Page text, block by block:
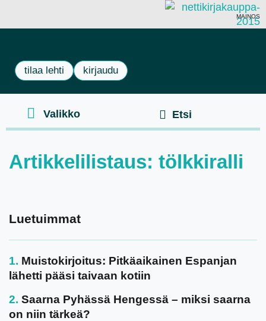
MAINOS
tilaa lehti kirjaudu
Artikkelilistaus: tölkkiralli
Luetuimmat
Muistokirjoitus: Pitkäaikainen Espanjan
lähetti pääsi taivaan kotiin
Saarna Pyhässä Hengessä – miksi saarna
on niin tärkeä?